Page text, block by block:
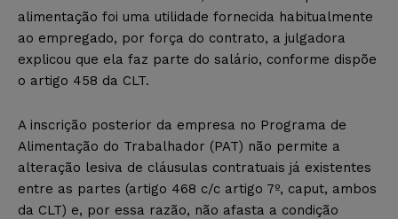
alimentação foi uma utilidade fornecida habitualmente
ao empregado, por força do contrato, a julgadora
explicou que ela faz parte do salário, conforme dispõe
o artigo 458 da CLT.
A inscrição posterior da empresa no Programa de
Alimentação do Trabalhador (PAT) não permite a
alteração lesiva de cláusulas contratuais já existentes
entre as partes (artigo 468 c/c artigo 7º, caput, ambos
da CLT) e, por essa razão, não afasta a condição